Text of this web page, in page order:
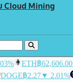
Cloud Mining
ETH฿62,606.00
DOGE฿2.27▼ 2.01%